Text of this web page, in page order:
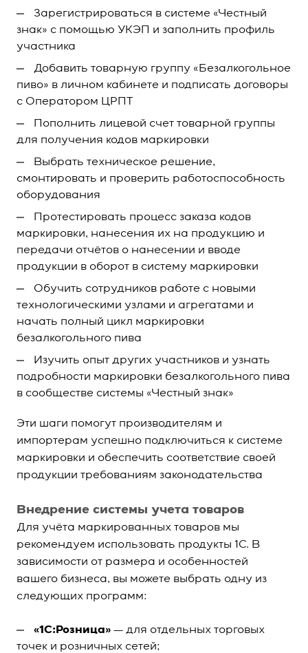
Зарегистрироваться в системе «Честный
знак» с помощью УКЭП и заполнить профиль
участника
Добавить товарную группу «Безалкогольное
пиво» в личном кабинете и подписать договоры
с Оператором ЦРПТ
Пополнить лицевой счет товарной группы
для получения кодов маркировки
Выбрать техническое решение,
смонтировать и проверить работоспособность
оборудования
Протестировать процесс заказа кодов
маркировки, нанесения их на продукцию и
передачи отчётов о нанесении и вводе
продукции в оборот в систему маркировки
Обучить сотрудников работе с новыми
технологическими узлами и агрегатами и
начать полный цикл маркировки
безалкогольного пива
Изучить опыт других участников и узнать
подробности маркировки безалкогольного пива
в сообществе системы «Честный знак»
Эти шаги помогут производителям и
импортерам успешно подключиться к системе
маркировки и обеспечить соответствие своей
продукции требованиям законодательства
Внедрение системы учета товаров
Для учёта маркированных товаров мы
рекомендуем использовать продукты 1С. В
зависимости от размера и особенностей
вашего бизнеса, вы можете выбрать одну из
следующих программ:
«1C:Розница» — для отдельных торговых
точек и розничных сетей;